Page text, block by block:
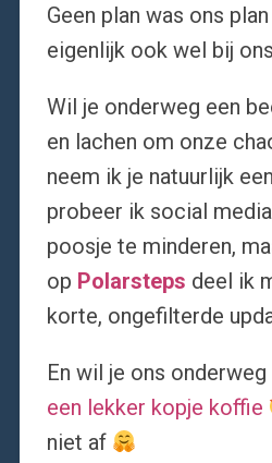
Geen plan was ons
eigenlijk ook wel bij
Wil je onderweg een
en lachen om onze
neem ik je natuurlijk
probeer ik social
poosje te minderen,
op Polarsteps deel ik
korte, ongefilterde
En wil je ons onderweg
een lekker kopje koffie
niet af